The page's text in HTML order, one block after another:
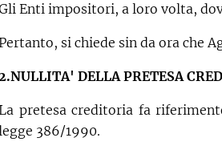
Enti impositori, a loro volta,
si chiede sin da ora che
DELLA PRETESA
pretesa creditoria fa
386/1990.